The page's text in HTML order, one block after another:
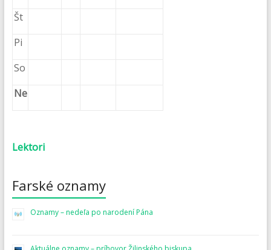
Št
Pi
So
Ne
Lektori
Farské oznamy
Oznamy – nedeľa po narodení Pána